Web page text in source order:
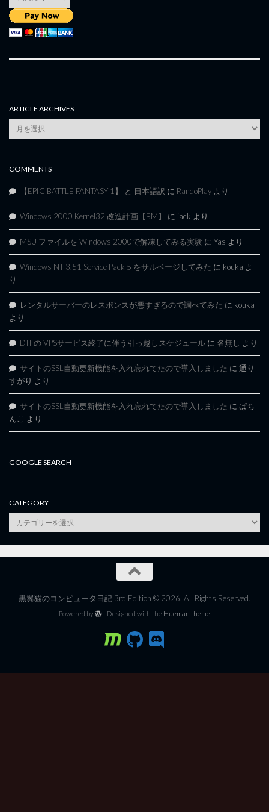
ARTICLE ARCHIVES
Article
Archives
COMMENTS
【EPIC BATTLE FANTASY 1】 と 日本語訳 に RandoPlay より
Windows 2000 Kernel32 改造計画【BM】 に jack より
MSU ファイルを Windows 2000で解凍してみる実験 に Yas より
Windows NT 3.51 Service Pack 5 をサルベージしてみた に kouka よ
り
レンタルサーバーのレスポンスが悪すぎるので調べてみた に kouka
より
DTI の VPSサービス終了に伴う引っ越しスケジュール に 名無し より
サイトのSSL自動更新機能を入れ忘れてたので導入しました に 通り
すがり より
サイトのSSL自動更新機能を入れ忘れてたので導入しました に ぱち
んこ より
GOOGLE SEARCH
CATEGORY
category
黒翼猫のコンピュータ日記 3rd Edition © 2026. All Rights Reserved.
Powered by - Designed with the Hueman theme